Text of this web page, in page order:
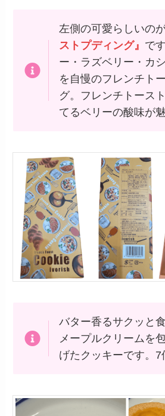
左側の可愛らしいの
ストプディング』 で
ー・ラズベリー・カ
を自慢のフレンチト
グ。フレンチトース
てるベリーの酸味が
バター香るサクッと
メープルクリームを
げたクッキーです。7